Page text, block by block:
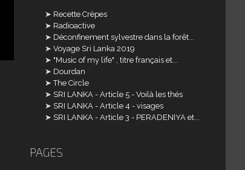
Recette Crèpes
Radioactive
Déconfinement sylvestre dans la forêt...
Voyage Sri Lanka 2019
"Music of my life" , titre français et...
Dourdan
The Circle
SRI LANKA - Article 5 - Voilà les thés
SRI LANKA - Article 4 - visages
SRI LANKA - Article 3 - PERADENIYA et...
PAGES